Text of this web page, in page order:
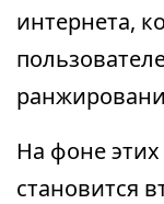
интернета,
На фоне
становится